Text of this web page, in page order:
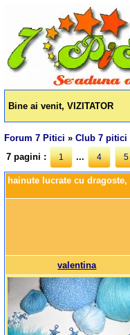
Bine ai venit, VIZITATOR
Forum 7 Pitici »Club 7 pitici
7 pagini :
1 ... 4 5
hainute lucrate cu
valentina